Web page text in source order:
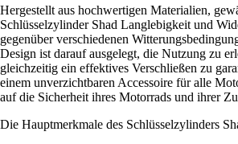
Hergestellt aus hochwertigen Materialien,
Schlüsselzylinder Shad Langlebigkeit und
gegenüber verschiedenen
Design ist darauf ausgelegt, die Nutzung zu
gleichzeitig ein effektives Verschließen zu
einem unverzichtbaren Accessoire für alle
auf die Sicherheit ihres Motorrads und ihrer
Die Hauptmerkmale des Schlüsselzylinders